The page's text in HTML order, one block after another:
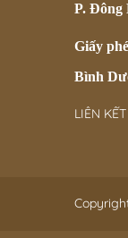
P. Đông
Giấy
Bình
LIÊN